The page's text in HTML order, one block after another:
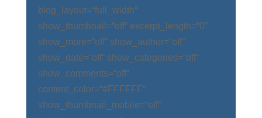
blog_layout=“full_width“
show_thumbnail=“off“ excerpt_length=“0″
show_more=“off“ show_author=“off“
show_date=“off“ show_categories=“off“
show_comments=“off“
content_color=“#FFFFFF“
show_thumbnail_mobile=“off“